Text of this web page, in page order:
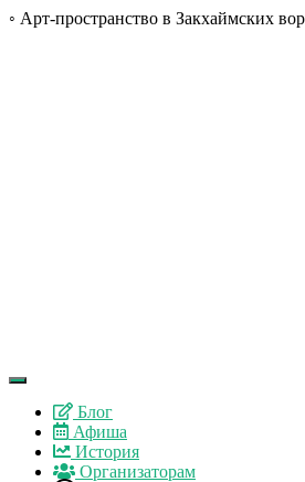
◦ Арт-пространство в Закхаймских
Блог
Афиша
История
Организаторам